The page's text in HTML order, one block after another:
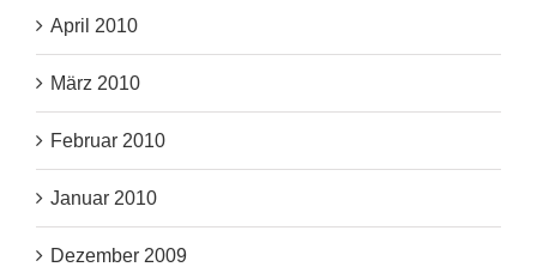
April 2010
März 2010
Februar 2010
Januar 2010
Dezember 2009